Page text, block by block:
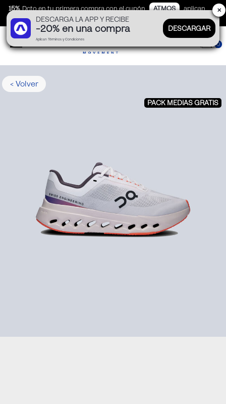
15% Dcto en tu primera compra con el cupón ATMOS
aplican
TyC
0
< Volver
PACK MEDIAS GRATIS
DESCARGA LA APP Y RECIBE
-20% en una compra
Aplican Términos y Condiciones
DESCARGAR
✕